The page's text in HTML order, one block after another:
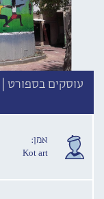
עוסקים בספורט |
אמן:
Kot art